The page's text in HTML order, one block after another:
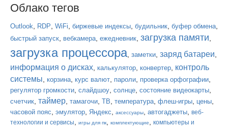
Облако тегов
Outlook RDP WiFi биржевые индексы будильник буфер обмена
быстрый запуск вебкамера ежедневник загрузка памяти
загрузка процессора, заметки заряд батареи
информация о дисках калькулятор конвертер контроль
системы корзина курс валют пароли проверка орфографии
регулятор громкости слайдшоу солнце состояние видеокарты
счетчик таймер тамагочи ТВ температура флеш-игры цены
часовой пояс эмулятор Яндекс аксессуары автогаджеты веб-
технологии и сервисы
игры для пк комплектующие
компьютеры и